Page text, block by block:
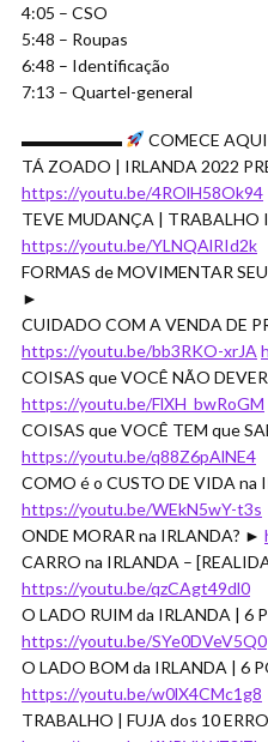
4:05 – CSO
5:48 – Roupas
6:48 – Identificação
7:13 – Quartel-general
▬▬▬▬▬▬ COMECE AQUI
TÁ ZOADO | IRLANDA 2022
https://youtu.be/4ROlH58Ok94
TEVE MUDANÇA | TRABALHO
https://youtu.be/YLNQAlRId2k
FORMAS de MOVIMENTAR
►
CUIDADO COM A VENDA DE
https://youtu.be/bb3RKO-xrJA
COISAS que VOCÊ NÃO
https://youtu.be/FlXH_bwRoGM
COISAS que VOCÊ TEM que
https://youtu.be/q88Z6pAlNE4
COMO é o CUSTO DE VIDA na
https://youtu.be/WEkN5wY-t3s
ONDE MORAR na IRLANDA? ►
CARRO na IRLANDA –
https://youtu.be/qzCAgt49dl0
O LADO RUIM da IRLANDA | 6
https://youtu.be/SYe0DVeV5Q0
O LADO BOM da IRLANDA | 6
https://youtu.be/w0lX4CMc1g8
TRABALHO | FUJA dos 10